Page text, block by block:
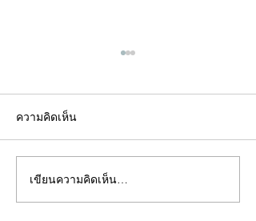
คอลัมน์"จับชีพจรวงการ
พระ"ประจำพุธที่ 29
ความคิดเห็น
เขียนความคิดเห็น…